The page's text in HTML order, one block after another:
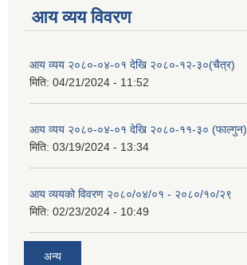
आय व्यय विवरण
आय व्यय २०८०-०४-०१ देखि २०८०-१२-३०(चैत्र)
मिति: 04/21/2024 - 11:52
आय व्यय २०८०-०४-०१ देखि २०८०-११-३० (फाल्गुन)
मिति: 03/19/2024 - 13:34
आय व्ययको विवरण २०८०/०४/०१ - २०८०/१०/२९
मिति: 02/23/2024 - 10:49
अन्य